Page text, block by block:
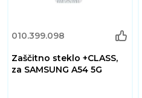
010.399.098
Zaščitno steklo +CLASS,
za SAMSUNG A54 5G